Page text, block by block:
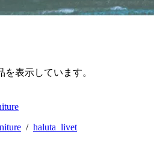
を表示しています。
/ haluta_livet